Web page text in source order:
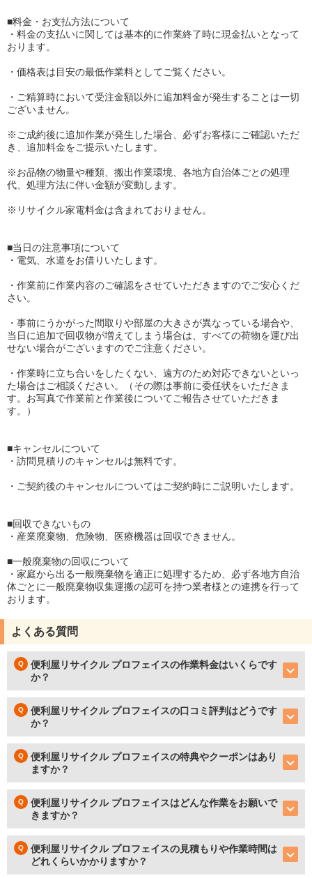
■料金・お支払方法について
・料金の支払いに関しては基本的に作業終了時に現金払いとなって
おります。
・価格表は目安の最低作業料としてご覧ください。
・ご精算時において受注金額以外に追加料金が発生することは一切
ございません。
※ご成約後に追加作業が発生した場合、必ずお客様にご確認いただ
き、追加料金をご提示いたします。
※お品物の物量や種類、搬出作業環境、各地方自治体ごとの処理
代、処理方法に伴い金額が変動します。
※リサイクル家電料金は含まれておりません。
■当日の注意事項について
・電気、水道をお借りいたします。
・作業前に作業内容のご確認をさせていただきますのでご安心くだ
さい。
・事前にうかがった間取りや部屋の大きさが異なっている場合や、
当日に追加で回収物が増えてしまう場合は、すべての荷物を運び出
せない場合がございますのでご注意ください。
・作業時に立ち合いをしたくない、遠方のため対応できないといっ
た場合はご相談ください。（その際は事前に委任状をいただきま
す。お写真で作業前と作業後についてご報告させていただきま
す。）
■キャンセルについて
・訪問見積りのキャンセルは無料です。
・ご契約後のキャンセルについてはご契約時にご説明いたします。
■回収できないもの
・産業廃棄物、危険物、医療機器は回収できません。
■一般廃棄物の回収について
・家庭から出る一般廃棄物を適正に処理するため、必ず各地方自治
体ごとに一般廃棄物収集運搬の認可を持つ業者様との連携を行って
おります。
よくある質問
便利屋リサイクル プロフェイスの作業料金はいくらです
か？
便利屋リサイクル プロフェイスの口コミ評判はどうです
か？
便利屋リサイクル プロフェイスの特典やクーポンはあり
ますか？
便利屋リサイクル プロフェイスはどんな作業をお願いで
きますか？
便利屋リサイクル プロフェイスの見積もりや作業時間は
どれくらいかかりますか？